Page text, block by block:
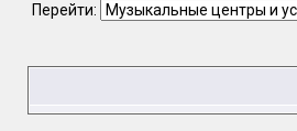
Перейти: